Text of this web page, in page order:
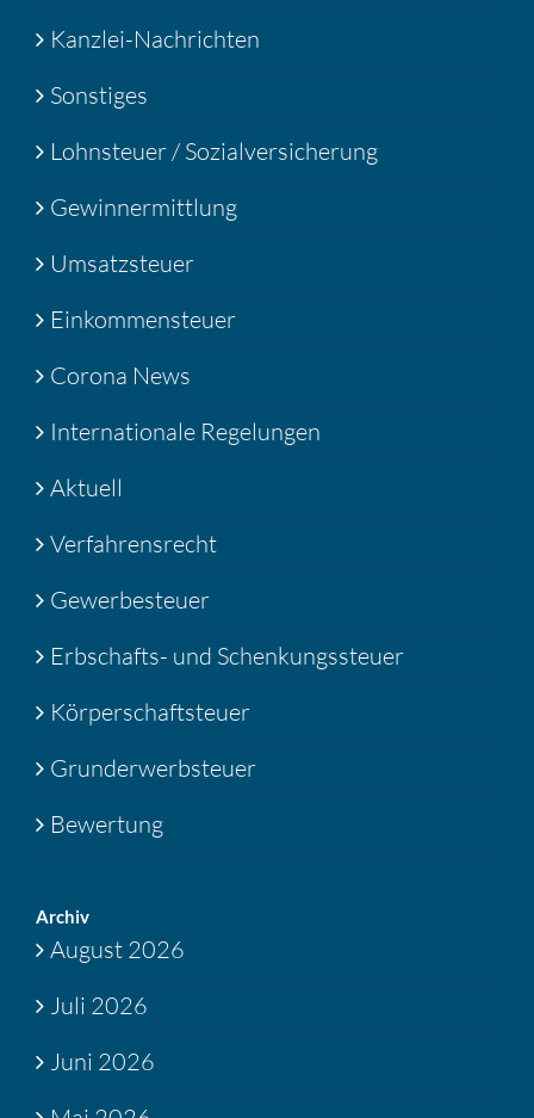
Kanzlei-Nachrichten
Sonstiges
Lohnsteuer / Sozialversicherung
Gewinnermittlung
Umsatzsteuer
Einkommensteuer
Corona News
Internationale Regelungen
Aktuell
Verfahrensrecht
Gewerbesteuer
Erbschafts- und Schenkungssteuer
Körperschaftsteuer
Grunderwerbsteuer
Bewertung
Archiv
August 2026
Juli 2026
Juni 2026